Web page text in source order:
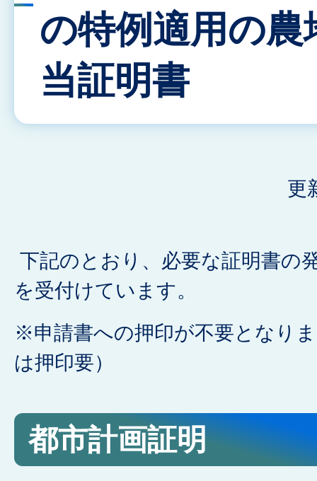
の特例適用の農
当証明書
更
下記のとおり、必要な証明書の
を受付けています。
※申請書への押印が不要となり
は押印要）
都市計画証明